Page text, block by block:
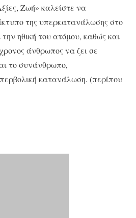
Ζωή» καλείστε να
της υπερκατανάλωσης στο
ηθική του ατόμου, καθώς και
άνθρωπος να ζει σε
το συνάνθρωπο,
κατανάλωση. (περίπου